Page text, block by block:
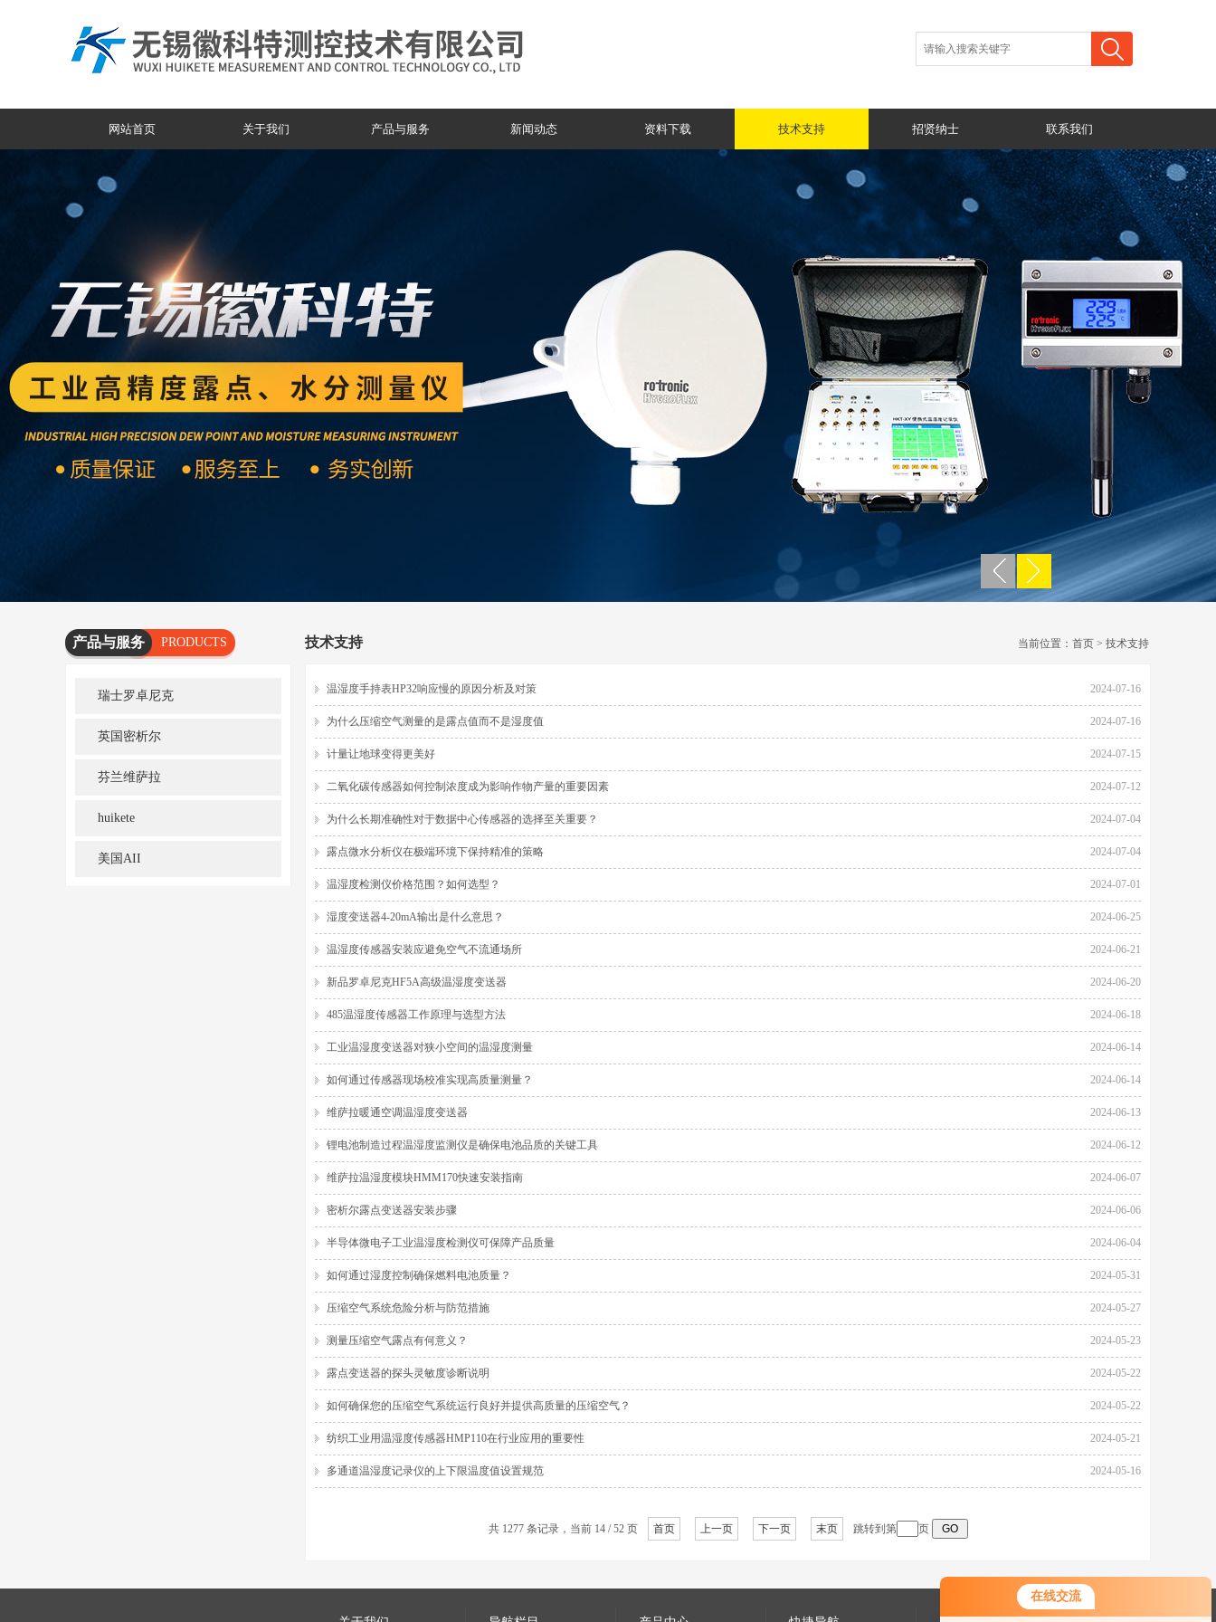
在线交流
网站首页 关于我们 产品与服务 新闻动态 资料下载 技术支持 招贤纳士 联系我们
产品与服务
PRODUCTS
SERVICES
瑞士罗卓尼克
英国密析尔
芬兰维萨拉
huikete
美国AII
技术支持 当前位置： 首页 > 技术支持
温湿度手持表HP32响应慢的原因分析及对策 2024-07-16
为什么压缩空气测量的是露点值而不是湿度值 2024-07-16
计量让地球变得更美好 2024-07-15
二氧化碳传感器如何控制浓度成为影响作物产量的重要因素 2024-07-12
为什么长期准确性对于数据中心传感器的选择至关重要？ 2024-07-04
露点微水分析仪在极端环境下保持精准的策略 2024-07-04
温湿度检测仪价格范围？如何选型？ 2024-07-01
湿度变送器4-20mA输出是什么意思？ 2024-06-25
温湿度传感器安装应避免空气不流通场所 2024-06-21
新品罗卓尼克HF5A高级温湿度变送器 2024-06-20
485温湿度传感器工作原理与选型方法 2024-06-18
工业温湿度变送器对狭小空间的温湿度测量 2024-06-14
如何通过传感器现场校准实现高质量测量？ 2024-06-14
维萨拉暖通空调温湿度变送器 2024-06-13
锂电池制造过程温湿度监测仪是确保电池品质的关键工具 2024-06-12
维萨拉温湿度模块HMM170快速安装指南 2024-06-07
密析尔露点变送器安装步骤 2024-06-06
半导体微电子工业温湿度检测仪可保障产品质量 2024-06-04
如何通过湿度控制确保燃料电池质量？ 2024-05-31
压缩空气系统危险分析与防范措施 2024-05-27
测量压缩空气露点有何意义？ 2024-05-23
露点变送器的探头灵敏度诊断说明 2024-05-22
如何确保您的压缩空气系统运行良好并提供高质量的压缩空气？ 2024-05-22
纺织工业用温湿度传感器HMP110在行业应用的重要性 2024-05-21
多通道温湿度记录仪的上下限温度值设置规范 2024-05-16
共 1277 条记录，当前 14 / 52 页 首页 上一页 下一页 末页 跳转到第 页